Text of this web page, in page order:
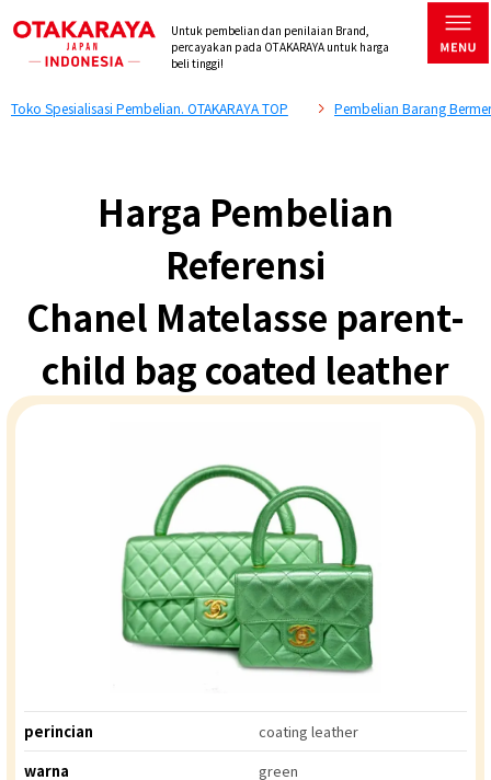
Untuk pembelian dan penilaian Brand,
percayakan pada OTAKARAYA untuk harga
beli tinggi!
Toko Spesialisasi Pembelian. OTAKARAYA TOP Pembelian Barang
Harga Pembelian
Referensi
Chanel Matelasse parent-
child bag coated leather
perincian
coating leather
warna
green